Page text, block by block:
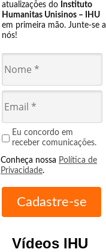
atualizações do Instituto
Humanitas Unisinos – IHU
em primeira mão. Junte-se a
nós!
Eu concordo em
receber comunicações.
Conheça nossa Política de
Privacidade.
Vídeos IHU